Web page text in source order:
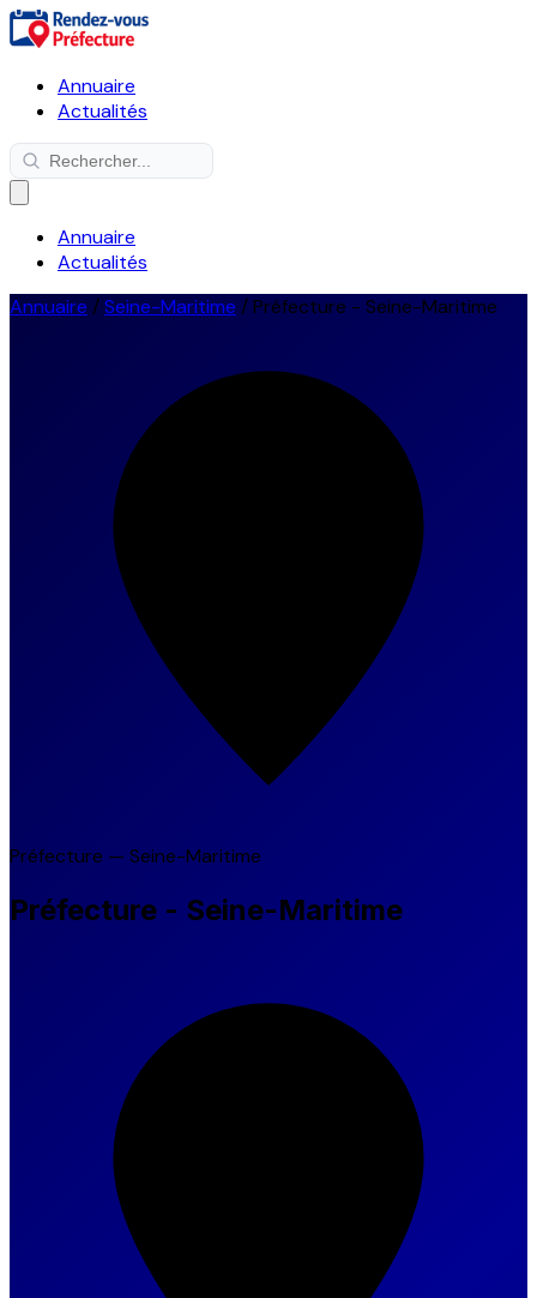
Annuaire
Actualités
Annuaire
Actualités
Annuaire /Seine-Maritime / Préfecture - Seine-Maritime
Préfecture — Seine-Maritime
Préfecture - Seine-Maritime